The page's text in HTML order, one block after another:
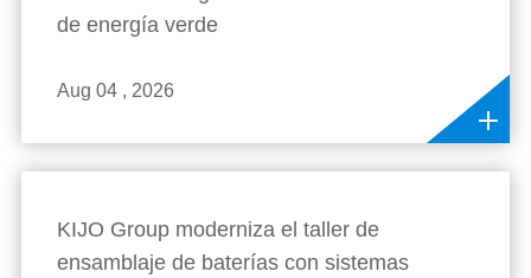
de energía verde
Aug 04 , 2026
KIJO Group moderniza el taller de
ensamblaje de baterías con sistemas